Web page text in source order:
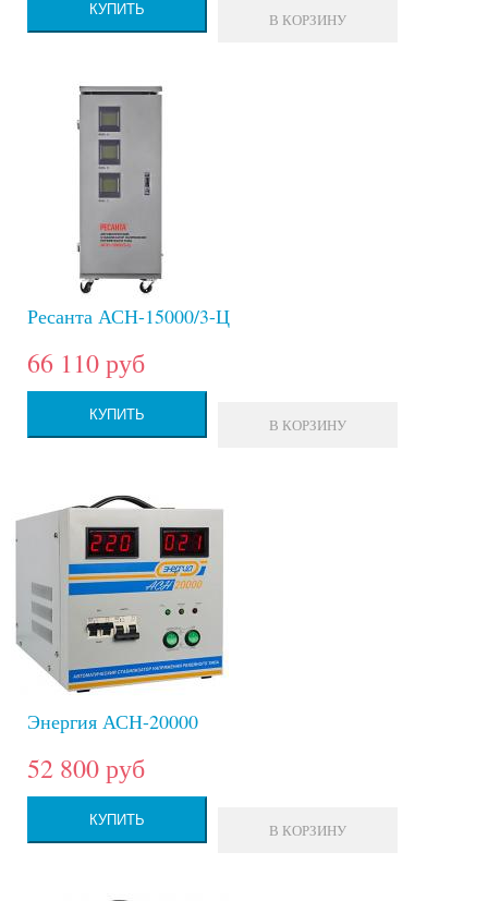
КУПИТЬ
В КОРЗИНУ
Ресанта АСН-15000/3-Ц
66 110 руб
КУПИТЬ
В КОРЗИНУ
Энергия АСН-20000
52 800 руб
КУПИТЬ
В КОРЗИНУ